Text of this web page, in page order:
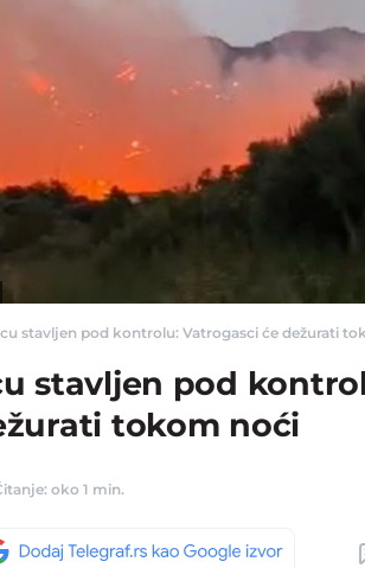
stavljen pod kontrolu: Vatrogasci će dežurati
stavljen pod
tokom noći
oko 1 min.